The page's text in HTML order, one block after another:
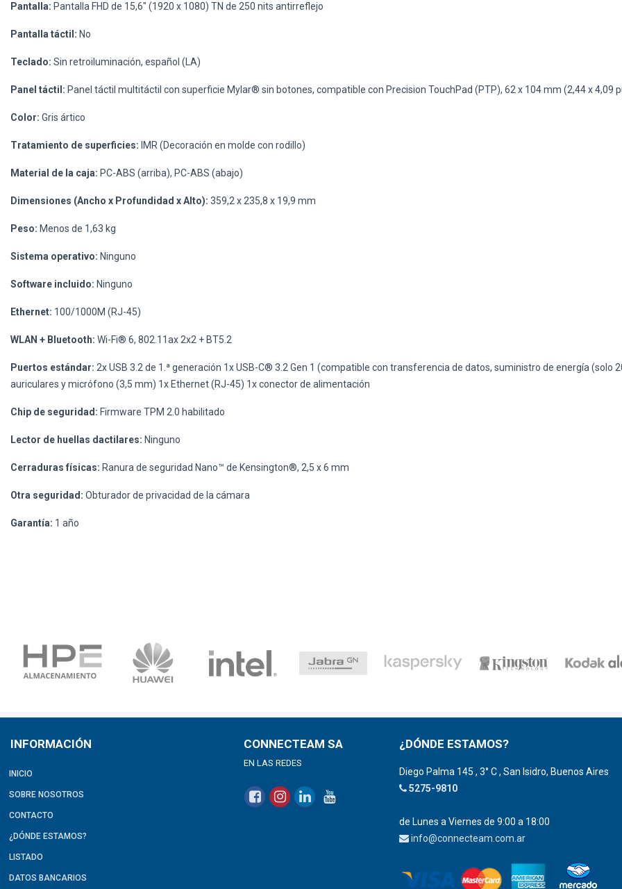
Pantalla: Pantalla FHD de 15,6" (1920 x 1080) TN de 250 nits antirreflejo
Pantalla táctil: No
Teclado: Sin retroiluminación, español (LA)
Panel táctil: Panel táctil multitáctil con superficie Mylar® sin botones, compatible con Precision TouchPad (PTP), 62 x 104 mm (2,44 x 4,09
Color: Gris ártico
Tratamiento de superficies: IMR (Decoración en molde con rodillo)
Material de la caja: PC-ABS (arriba), PC-ABS (abajo)
Dimensiones (Ancho x Profundidad x Alto): 359,2 x 235,8 x 19,9 mm
Peso: Menos de 1,63 kg
Sistema operativo: Ninguno
Software incluido: Ninguno
Ethernet: 100/1000M (RJ-45)
WLAN + Bluetooth: Wi-Fi® 6, 802.11ax 2x2 + BT5.2
Puertos estándar: 2x USB 3.2 de 1.ª generación 1x USB-C® 3.2 Gen 1 (compatible con transferencia de datos, suministro de energía
auriculares y micrófono (3,5 mm) 1x Ethernet (RJ-45) 1x conector de alimentación
Chip de seguridad: Firmware TPM 2.0 habilitado
Lector de huellas dactilares: Ninguno
Cerraduras físicas: Ranura de seguridad Nano™ de Kensington®, 2,5 x 6 mm
Otra seguridad: Obturador de privacidad de la cámara
Garantía: 1 año
INFORMACIÓN
INICIO
SOBRE NOSOTROS
CONTACTO
¿DÓNDE ESTAMOS?
LISTADO
DATOS BANCARIOS
CONNECTEAM SA
EN LAS REDES
¿DÓNDE ESTAMOS?
Diego Palma 145 , 3° C , San Isidro, Buenos Aires
5275-9810
de Lunes a Viernes de 9:00 a 18:00
info@connecteam.com.ar